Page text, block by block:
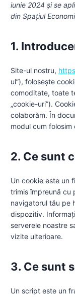
iunie 2024 și se
din Spațiul
1.
Site-ul nostru,
ul”), folosește
comoditate, toate
„cookie-uri”).
colaborăm. În
modul cum
2. Ce sunt
Un cookie este un
trimis împreună cu
navigatorul tău pe
dispozitiv.
serverele noastre
vizite ulterioare.
3. Ce sunt
Un script este un